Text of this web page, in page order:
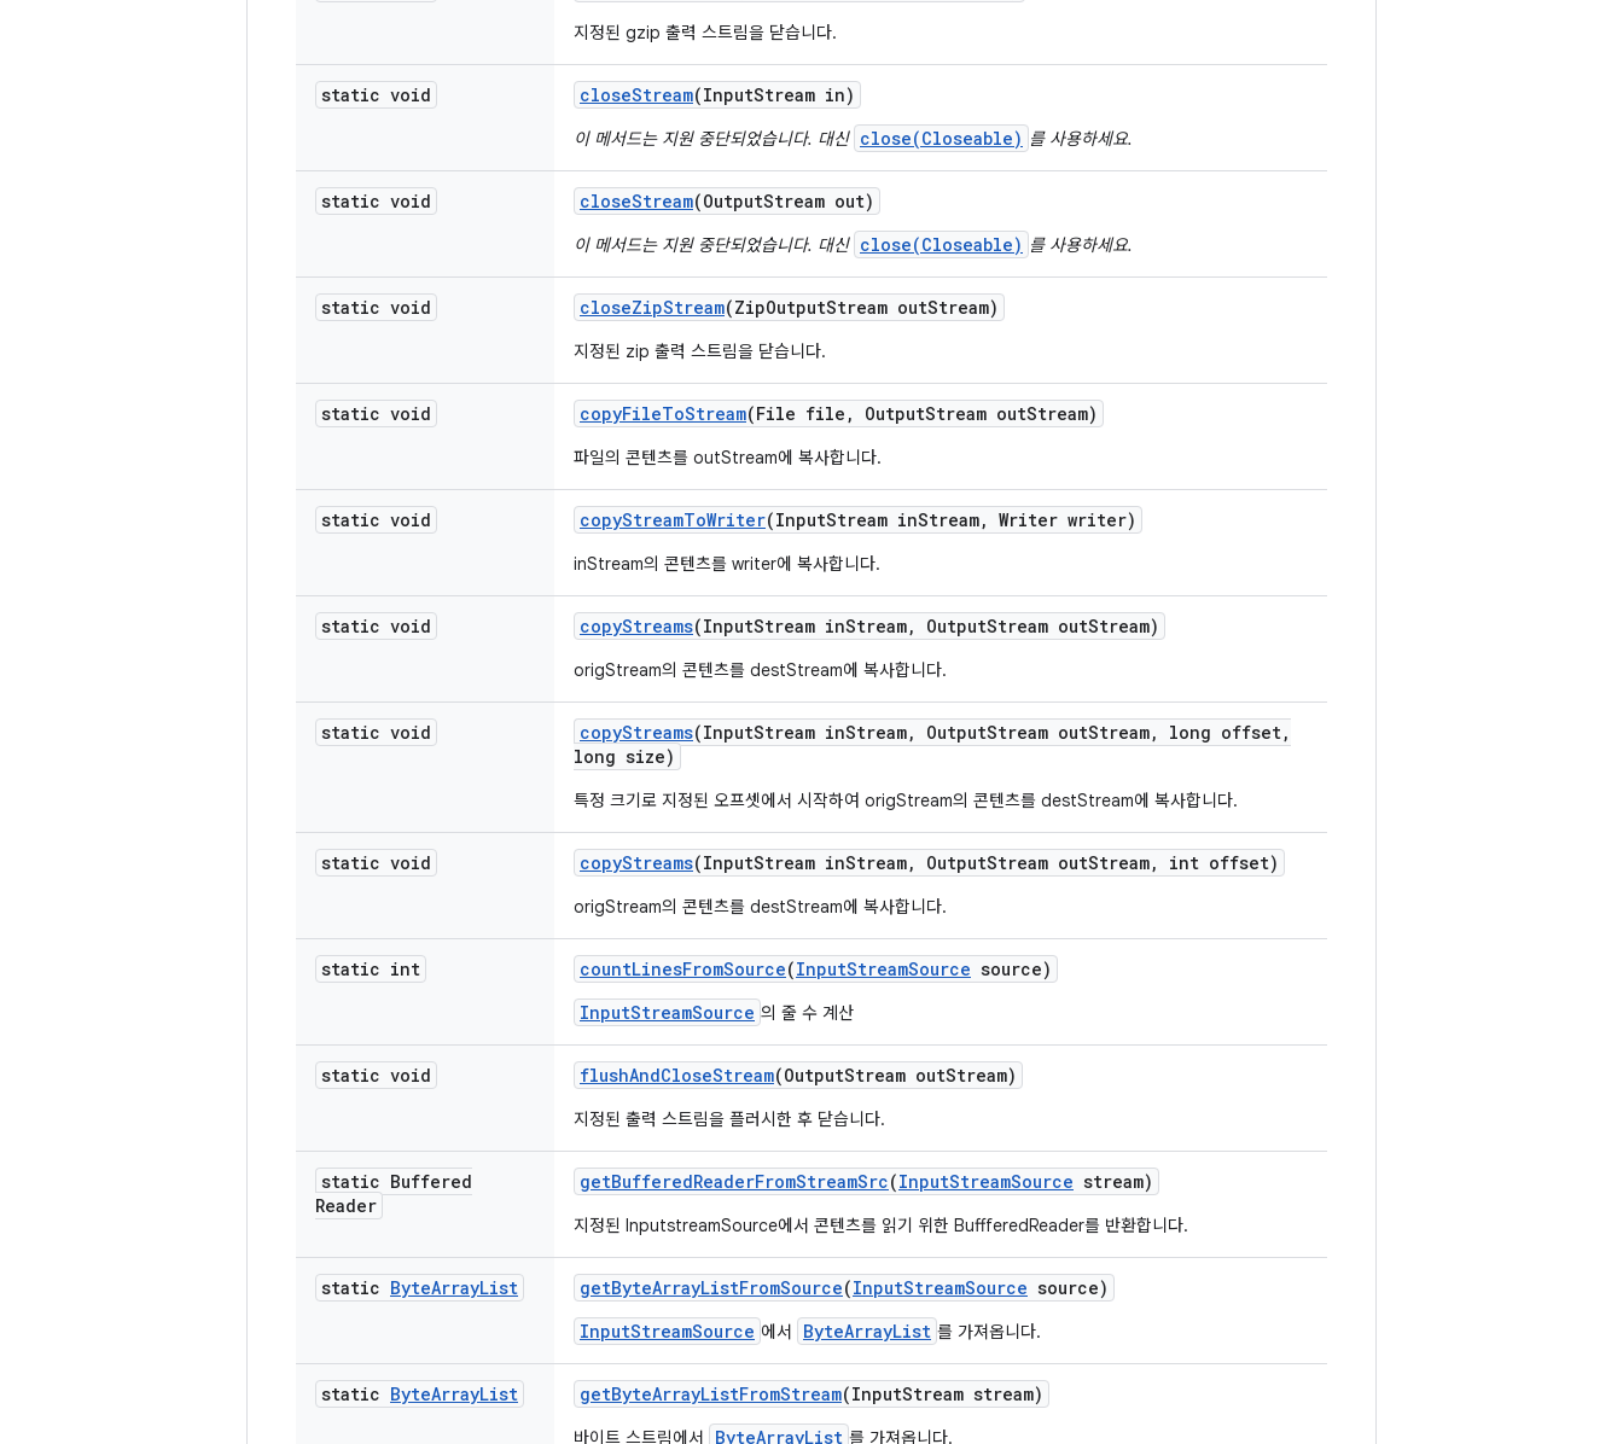
지정된 gzip 출력 스트림을 닫습니다.
static void closeStream(InputStream in)
이 메서드는 지원 중단되었습니다. 대신 close(Closeable) 를 사용하세요.
static void closeStream(OutputStream out)
이 메서드는 지원 중단되었습니다. 대신 close(Closeable) 를 사용하세요.
static void closeZipStream(ZipOutputStream outStream)
지정된 zip 출력 스트림을 닫습니다.
static void copyFileToStream(File file , OutputStream outStream)
파일의 콘텐츠를 outStream에 복사합니다.
static void copyStreamToWriter(InputStream inStream, Writer writer)
inStream의 콘텐츠를 writer에 복사합니다.
static void copyStreams(InputStream inStream, OutputStream outStream)
origStream의 콘텐츠를 destStream에 복사합니다.
static void copyStreams(InputStream inStream, OutputStream outStream, long offset,
long size)
특정 크기로 지정된 오프셋에서 시작하여 origStream의 콘텐츠를 destStream에 복사합니다.
static void copyStreams(InputStream inStream, OutputStream outStream, int offset)
origStream의 콘텐츠를 destStream에 복사합니다.
static int countLinesFromSource(InputStreamSource source)
InputStreamSource 의 줄 수 계산
static void flushAndCloseStream(OutputStream outStream)
지정된 출력 스트림을 플러시한 후 닫습니다.
static Buffered
Reader
getBufferedReaderFromStreamSrc(InputStreamSource stream)
지정된 InputstreamSource에서 콘텐츠를 읽기 위한 BuffferedReader를 반환합니다.
static ByteArrayList getByteArrayListFromSource(InputStreamSource source)
InputStreamSource 에서 ByteArrayList 를 가져옵니다.
static ByteArrayList getByteArrayListFromStream(InputStream stream)
바이트 스트림에서 ByteArrayList 를 가져옵니다.